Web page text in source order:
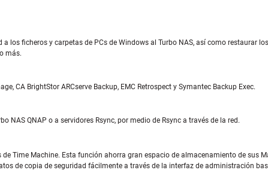
los ficheros y carpetas de PCs de Windows al Turbo NAS, así como restaurar
más.
CA BrightStor ARCserve Backup, EMC Retrospect y Symantec Backup Exec.
QNAP o a servidores Rsync, por medio de Rsync a través de la red.
Time Machine. Esta función ahorra gran espacio de almacenamiento de sus
de copia de seguridad fácilmente a través de la interfaz de administración